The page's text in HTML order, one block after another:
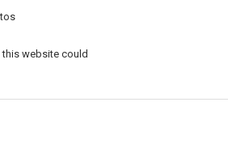
this website could